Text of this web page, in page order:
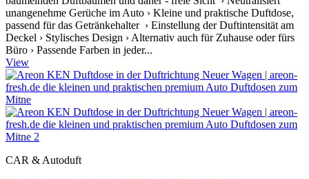
unangenehme Gerüche im Auto › Kleine und praktische Duftdose,
passend für das Getränkehalter › Einstellung der Duftintensität am
Deckel › Stylisches Design › Alternativ auch für Zuhause oder fürs
Büro › Passende Farben in jeder...
View
CAR & Autoduft